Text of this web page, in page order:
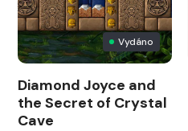
Vydáno
Diamond Joyce and
the Secret of Crystal
Cave